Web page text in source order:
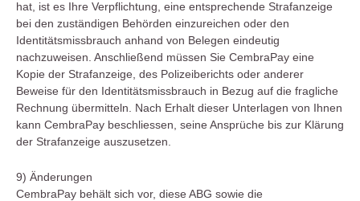
hat, ist es Ihre Verpflichtung, eine entsprechende Strafanzeige
bei den zuständigen Behörden einzureichen oder den
Identitätsmissbrauch anhand von Belegen eindeutig
nachzuweisen. Anschließend müssen Sie CembraPay eine
Kopie der Strafanzeige, des Polizeiberichts oder anderer
Beweise für den Identitätsmissbrauch in Bezug auf die fragliche
Rechnung übermitteln. Nach Erhalt dieser Unterlagen von Ihnen
kann CembraPay beschliessen, seine Ansprüche bis zur Klärung
der Strafanzeige auszusetzen.
9) Änderungen
CembraPay behält sich vor, diese ABG sowie die